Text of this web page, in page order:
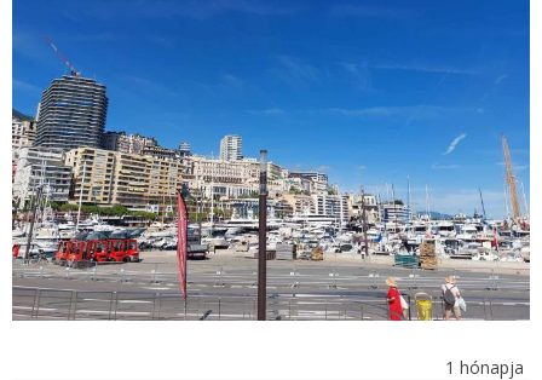
1 hónapja